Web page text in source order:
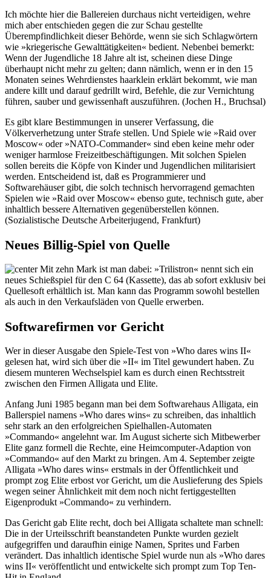
Ich möchte hier die Ballereien durchaus nicht verteidigen, wehre
mich aber entschieden gegen die zur Schau gestellte
Überempfindlichkeit dieser Behörde, wenn sie sich Schlagwörtern
wie »kriegerische Gewalttätigkeiten« bedient. Nebenbei bemerkt:
Wenn der Jugendliche 18 Jahre alt ist, scheinen diese Dinge
überhaupt nicht mehr zu gelten; dann nämlich, wenn er in den 15
Monaten seines Wehrdienstes haarklein erklärt bekommt, wie man
andere killt und darauf gedrillt wird, Befehle, die zur Vernichtung
führen, sauber und gewissenhaft auszuführen. (Jochen H., Bruchsal)
Es gibt klare Bestimmungen in unserer Verfassung, die
Völkerverhetzung unter Strafe stellen. Und Spiele wie »Raid over
Moscow« oder »NATO-Commander« sind eben keine mehr oder
weniger harmlose Freizeitbeschäftigungen. Mit solchen Spielen
sollen bereits die Köpfe von Kinder und Jugendlichen militarisiert
werden. Entscheidend ist, daß es Programmierer und
Softwarehäuser gibt, die solch technisch hervorragend gemachten
Spielen wie »Raid over Moscow« ebenso gute, technisch gute, aber
inhaltlich bessere Alternativen gegenüberstellen können.
(Sozialistische Deutsche Arbeiterjugend, Frankfurt)
Neues Billig-Spiel von Quelle
Mit zehn Mark ist man dabei: »Trilistron« nennt sich ein
neues Schießspiel für den C 64 (Kassette), das ab sofort exklusiv bei
Quellesoft erhältlich ist. Man kann das Programm sowohl bestellen
als auch in den Verkaufsläden von Quelle erwerben.
Softwarefirmen vor Gericht
Wer in dieser Ausgabe den Spiele-Test von »Who dares wins II«
gelesen hat, wird sich über die »II« im Titel gewundert haben. Zu
diesem munteren Wechselspiel kam es durch einen Rechtsstreit
zwischen den Firmen Alligata und Elite.
Anfang Juni 1985 begann man bei dem Softwarehaus Alligata, ein
Ballerspiel namens »Who dares wins« zu schreiben, das inhaltlich
sehr stark an den erfolgreichen Spielhallen-Automaten
»Commando« angelehnt war. Im August sicherte sich Mitbewerber
Elite ganz formell die Rechte, eine Heimcomputer-Adaption von
»Commando« auf den Markt zu bringen. Am 4. September zeigte
Alligata »Who dares wins« erstmals in der Öffentlichkeit und
prompt zog Elite erbost vor Gericht, um die Auslieferung des Spiels
wegen seiner Ähnlichkeit mit dem noch nicht fertiggestellten
Eigenprodukt »Commando« zu verhindern.
Das Gericht gab Elite recht, doch bei Alligata schaltete man schnell:
Die in der Urteilsschrift beanstandeten Punkte wurden gezielt
aufgegriffen und daraufhin einige Namen, Sprites und Farben
verändert. Das inhaltlich identische Spiel wurde nun als »Who dares
wins II« veröffentlicht und entwickelte sich prompt zum Top Ten-